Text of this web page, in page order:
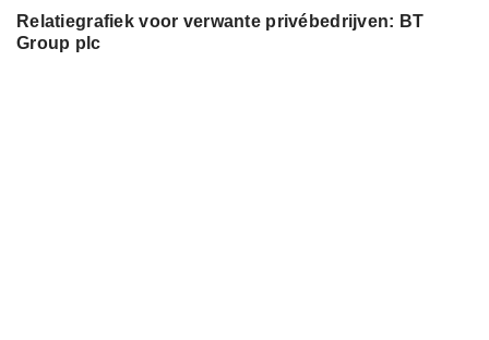
NATIONAL BANK OF
Relatiegrafiek voor verwante privébedrijven: BT
Group plc